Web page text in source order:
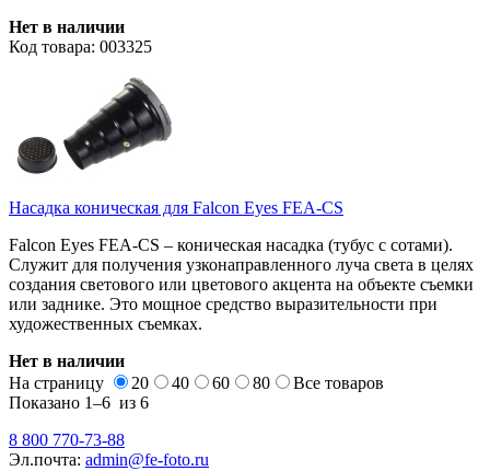
Нет в наличии
Код товара: 003325
Насадка коническая для Falcon Eyes FEA-CS
Falcon Eyes FEA-CS – коническая насадка (тубус с сотами).
Служит для получения узконаправленного луча света в целях
создания светового или цветового акцента на объекте съемки
или заднике. Это мощное средство выразительности при
художественных съемках.
Нет в наличии
На страницу
20 40 60 80 Все товаров
Показано 1–6 из 6
8 800 770-73-88
Эл.почта: admin@fe-foto.ru